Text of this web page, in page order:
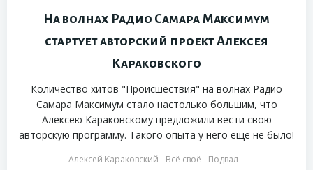
На волнах Радио Самара Максимум
стартует авторский проект Алексея
Караковского
Количество хитов "Происшествия" на волнах Радио
Самара Максимум стало настолько большим, что
Алексею Караковскому предложили вести свою
авторскую программу. Такого опыта у него ещё не было!
Алексей Караковский Всё своё
Подвал